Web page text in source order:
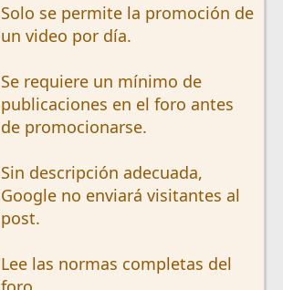
Solo se permite la promoción de
un video por día.
Se requiere un mínimo de
publicaciones en el foro antes
de promocionarse.
Sin descripción adecuada,
Google no enviará visitantes al
post.
Lee las normas completas del